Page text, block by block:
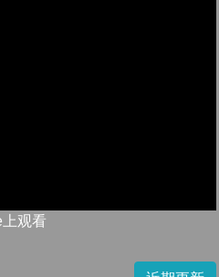
观看